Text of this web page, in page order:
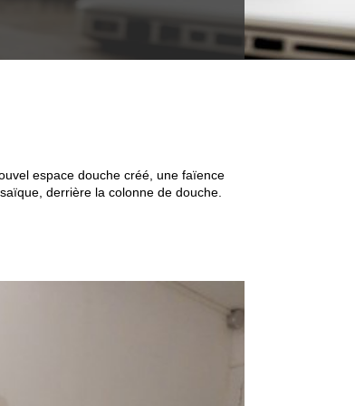
espace douche créé, une faïence
derrière la colonne de douche.